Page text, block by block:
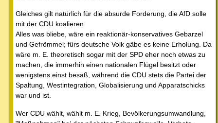
Gleiches gilt natürlich für die absurde Forderung, die AfD solle
mit der CDU koalieren.
Alles was bliebe, wäre ein reaktionär-konservatives Gebarzel
und Gefrömmel; fürs deutsche Volk gäbe es keine Erholung. Da
wäre m. E. theoretisch sogar mit der SPD eher noch etwas zu
machen, die immerhin einen nationalen Flügel besitzt oder
wenigstens einst besaß, während die CDU stets die Partei der
Spaltung, Westintegration, Globalisierung und Apparatschicks
war und ist.
Wer CDU wählt, wählt m. E. Krieg, Bevölkerungsumwandlung,